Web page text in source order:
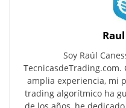
Soy Raúl
TecnicasdeTrading.com.
amplia experiencia, mi
trading algorítmico ha